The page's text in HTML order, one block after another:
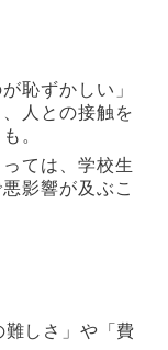
恥ずかしい」
人との接触を
。
ては、学校生
影響が及ぶこ
難しさ」や「費